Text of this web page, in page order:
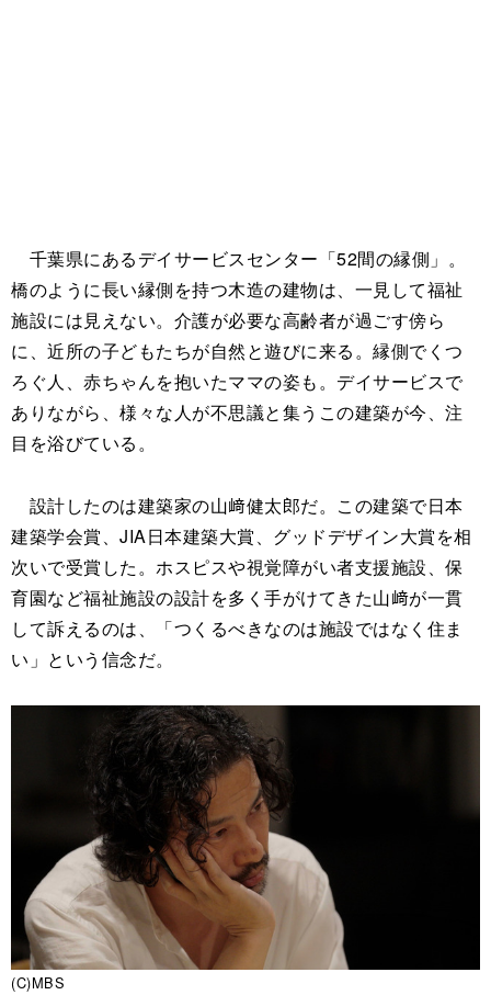
千葉県にあるデイサービスセンター「52間の縁側」。
橋のように長い縁側を持つ木造の建物は、一見して福祉
施設には見えない。介護が必要な高齢者が過ごす傍ら
に、近所の子どもたちが自然と遊びに来る。縁側でくつ
ろぐ人、赤ちゃんを抱いたママの姿も。デイサービスで
ありながら、様々な人が不思議と集うこの建築が今、注
目を浴びている。
設計したのは建築家の山﨑健太郎だ。この建築で日本
建築学会賞、JIA日本建築大賞、グッドデザイン大賞を相
次いで受賞した。ホスピスや視覚障がい者支援施設、保
育園など福祉施設の設計を多く手がけてきた山﨑が一貫
して訴えるのは、「つくるべきなのは施設ではなく住ま
い」という信念だ。
(C)MBS